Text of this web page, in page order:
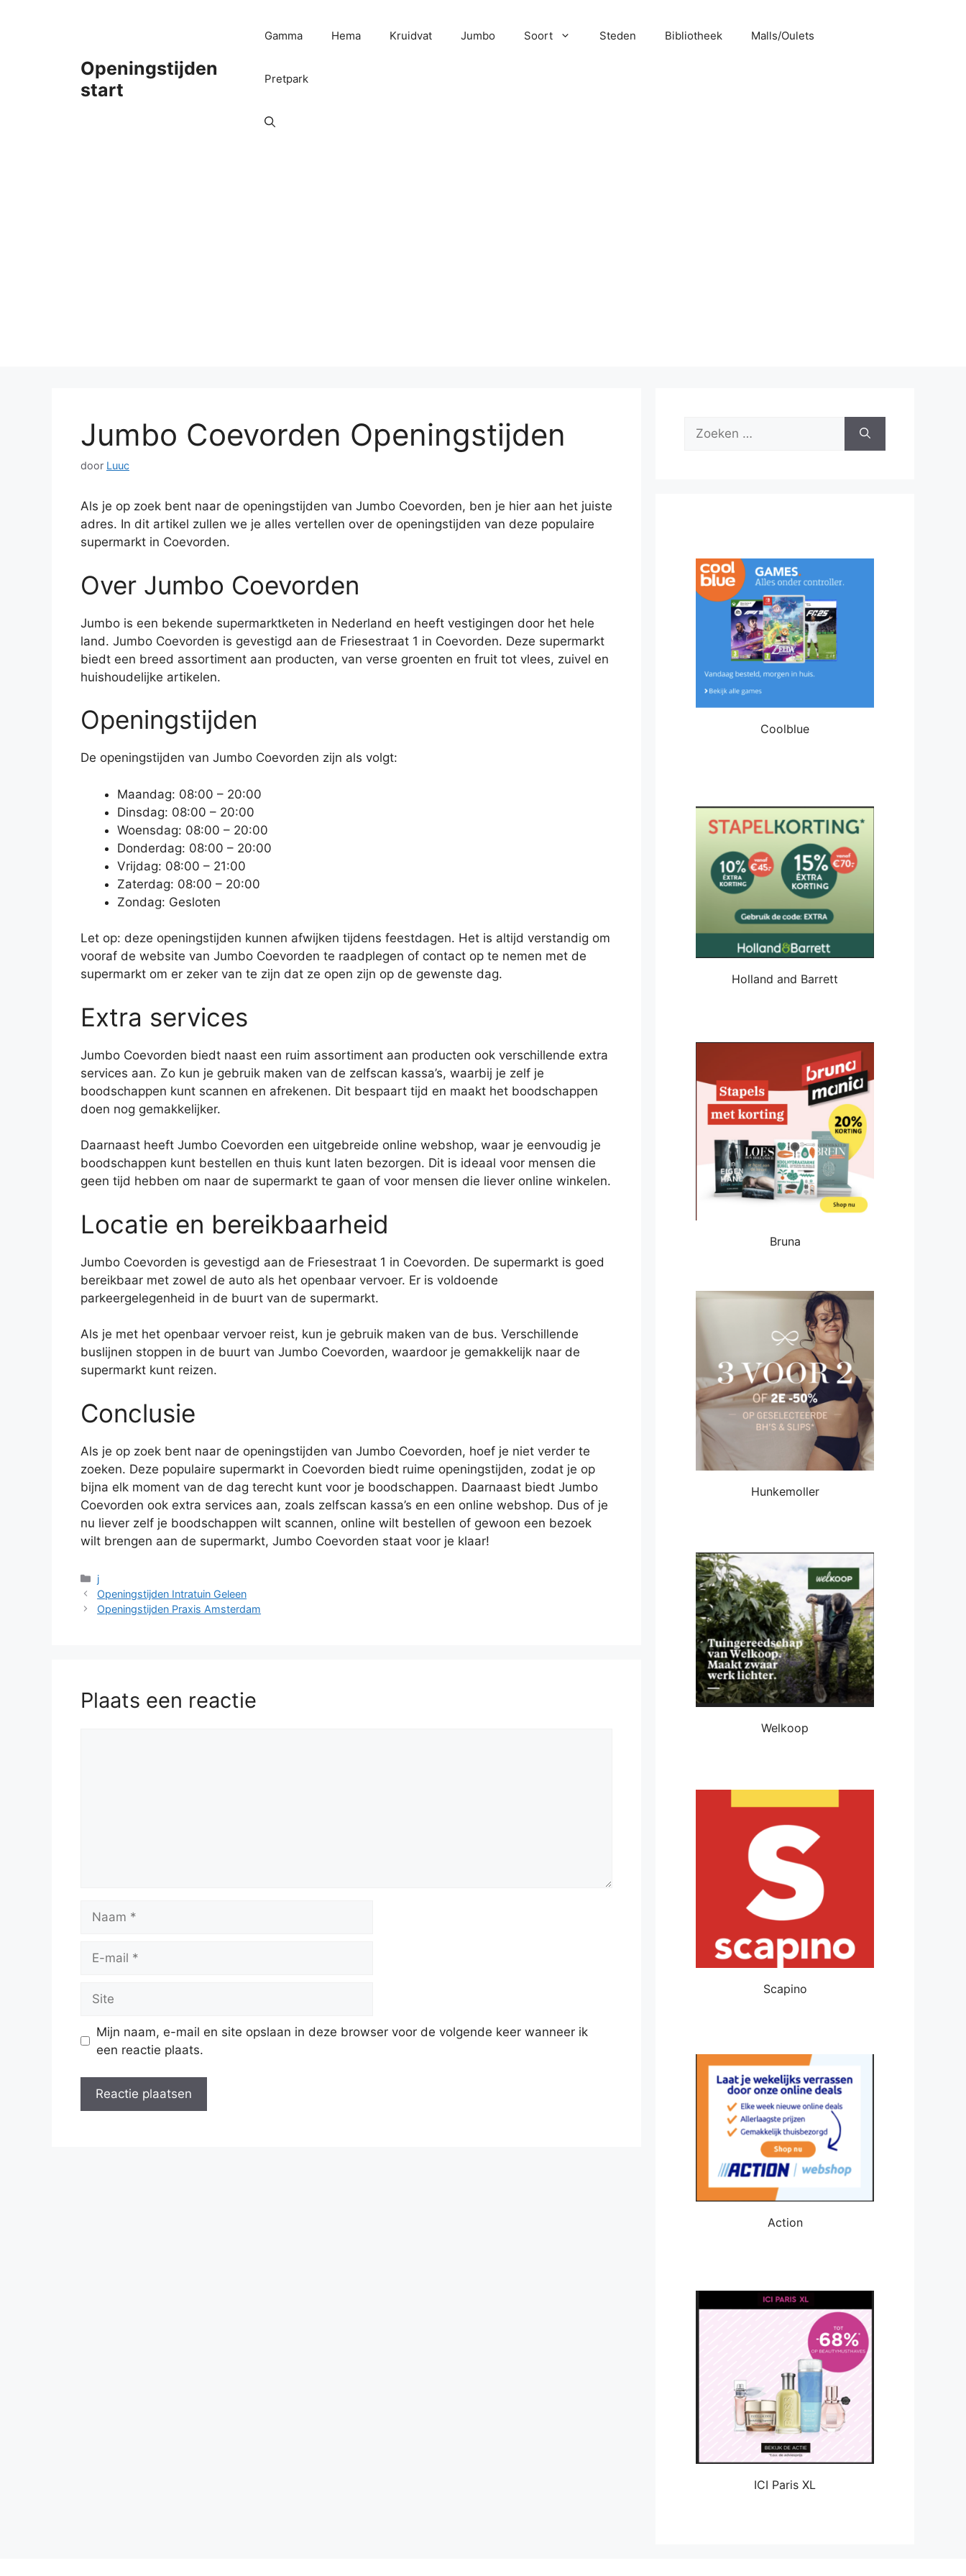
Openingstijden
start
Gamma Hema Kruidvat Jumbo Soort Steden Bibliotheek Malls/Oulets
Pretpark
Jumbo Coevorden Openingstijden
door Luuc
Als je op zoek bent naar de openingstijden van Jumbo Coevorden, ben je hier aan het juiste
adres. In dit artikel zullen we je alles vertellen over de openingstijden van deze populaire
supermarkt in Coevorden.
Over Jumbo Coevorden
Jumbo is een bekende supermarktketen in Nederland en heeft vestigingen door het hele
land. Jumbo Coevorden is gevestigd aan de Friesestraat 1 in Coevorden. Deze supermarkt
biedt een breed assortiment aan producten, van verse groenten en fruit tot vlees, zuivel en
huishoudelijke artikelen.
Openingstijden
De openingstijden van Jumbo Coevorden zijn als volgt:
Maandag: 08:00 – 20:00
Dinsdag: 08:00 – 20:00
Woensdag: 08:00 – 20:00
Donderdag: 08:00 – 20:00
Vrijdag: 08:00 – 21:00
Zaterdag: 08:00 – 20:00
Zondag: Gesloten
Let op: deze openingstijden kunnen afwijken tijdens feestdagen. Het is altijd verstandig om
vooraf de website van Jumbo Coevorden te raadplegen of contact op te nemen met de
supermarkt om er zeker van te zijn dat ze open zijn op de gewenste dag.
Extra services
Jumbo Coevorden biedt naast een ruim assortiment aan producten ook verschillende extra
services aan. Zo kun je gebruik maken van de zelfscan kassa’s, waarbij je zelf je
boodschappen kunt scannen en afrekenen. Dit bespaart tijd en maakt het boodschappen
doen nog gemakkelijker.
Daarnaast heeft Jumbo Coevorden een uitgebreide online webshop, waar je eenvoudig je
boodschappen kunt bestellen en thuis kunt laten bezorgen. Dit is ideaal voor mensen die
geen tijd hebben om naar de supermarkt te gaan of voor mensen die liever online winkelen.
Locatie en bereikbaarheid
Jumbo Coevorden is gevestigd aan de Friesestraat 1 in Coevorden. De supermarkt is goed
bereikbaar met zowel de auto als het openbaar vervoer. Er is voldoende
parkeergelegenheid in de buurt van de supermarkt.
Als je met het openbaar vervoer reist, kun je gebruik maken van de bus. Verschillende
buslijnen stoppen in de buurt van Jumbo Coevorden, waardoor je gemakkelijk naar de
supermarkt kunt reizen.
Conclusie
Als je op zoek bent naar de openingstijden van Jumbo Coevorden, hoef je niet verder te
zoeken. Deze populaire supermarkt in Coevorden biedt ruime openingstijden, zodat je op
bijna elk moment van de dag terecht kunt voor je boodschappen. Daarnaast biedt Jumbo
Coevorden ook extra services aan, zoals zelfscan kassa’s en een online webshop. Dus of je
nu liever zelf je boodschappen wilt scannen, online wilt bestellen of gewoon een bezoek
wilt brengen aan de supermarkt, Jumbo Coevorden staat voor je klaar!
Categorieën
j
Openingstijden Intratuin Geleen
Openingstijden Praxis Amsterdam
Plaats een reactie
mail
Mijn naam, e-mail en site opslaan in deze browser voor de volgende keer wanneer ik
een reactie plaats.
Zoek
Coolblue
Holland and Barrett
Bruna
Hunkemoller
Welkoop
Scapino
Action
ICI Paris XL